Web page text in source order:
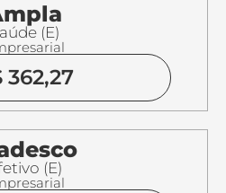
(E)
362,27
(E)